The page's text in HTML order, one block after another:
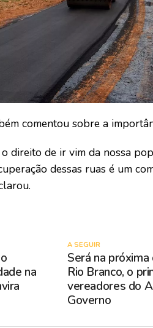
comentou sobre a
direito de ir vim da nossa
dessas ruas é um
A SEGUIR
Será na
Rio Branco, o
vereadores do
Governo
na